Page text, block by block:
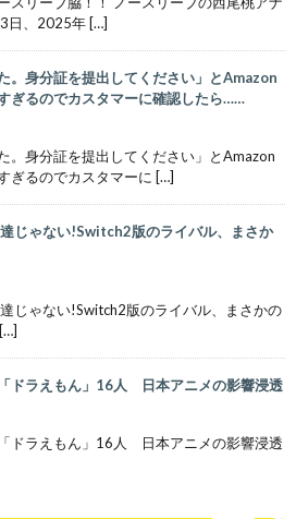
日、2025年 […]
。身分証を提出してください」とAmazon
ぎるのでカスタマーに確認したら……
。身分証を提出してください」とAmazon
ぎるのでカスタマーに […]
達じゃない!Switch2版のライバル、まさか
じゃない!Switch2版のライバル、まさかの
「ドラえもん」16人 日本アニメの影響浸透
ドラえもん」16人 日本アニメの影響浸透